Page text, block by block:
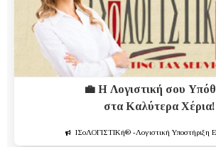
💼 Η Λογιστική σου
στα Καλύτερα Χέρια!
ΙΣοΛΟΓΙΣΤΙΚή®-Λογιστική Υποστήριξη